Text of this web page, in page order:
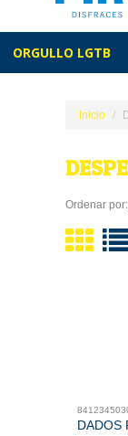
ORGULLO LGTB
Inicio
Ordenar por:
DADOS